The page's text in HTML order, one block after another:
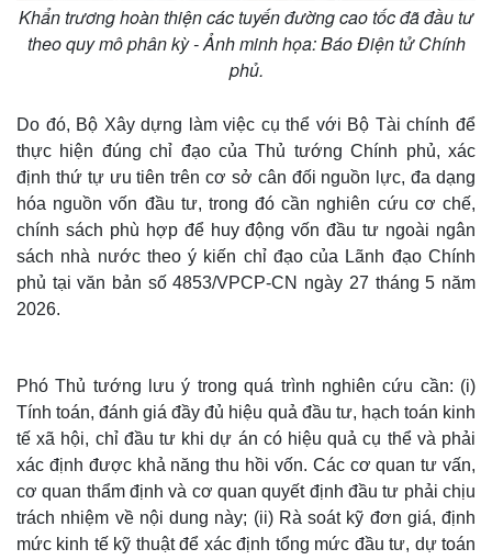
Thế giới
Quan sát
Multimedia
Infographic
Khẩn trương hoàn thiện các tuyến đường cao tốc đã đầu tư
theo quy mô phân kỳ - Ảnh minh họa: Báo Điện tử Chính
phủ.
Do đó, Bộ Xây dựng làm việc cụ thể với Bộ Tài chính để
thực hiện đúng chỉ đạo của Thủ tướng Chính phủ, xác
định thứ tự ưu tiên trên cơ sở cân đối nguồn lực, đa dạng
hóa nguồn vốn đầu tư, trong đó cần nghiên cứu cơ chế,
chính sách phù hợp để huy động vốn đầu tư ngoài ngân
sách nhà nước theo ý kiến chỉ đạo của Lãnh đạo Chính
phủ tại văn bản số 4853/VPCP-CN ngày 27 tháng 5 năm
2026.
Phó Thủ tướng lưu ý trong quá trình nghiên cứu cần: (i)
Tính toán, đánh giá đầy đủ hiệu quả đầu tư, hạch toán kinh
tế xã hội, chỉ đầu tư khi dự án có hiệu quả cụ thể và phải
xác định được khả năng thu hồi vốn. Các cơ quan tư vấn,
cơ quan thẩm định và cơ quan quyết định đầu tư phải chịu
trách nhiệm về nội dung này; (ii) Rà soát kỹ đơn giá, định
mức kinh tế kỹ thuật để xác định tổng mức đầu tư, dự toán